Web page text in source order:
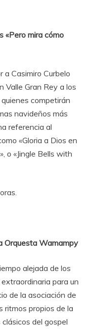
«Pero mira cómo
a Casimiro Curbelo
Valle Gran Rey a los
competirán
navideños más
referencia al
«Gloria a Dios en
o «Jingle Bells with
Orquesta Wamampy
alejada de los
para un
de la asociación de
ritmos propios de la
del gospel